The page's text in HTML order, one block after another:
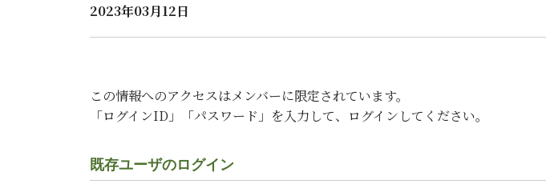
2023年03月12日
この情報へのアクセスはメンバーに限定されています。
「ログインID」「パスワード」を入力して、ログインしてください。
既存ユーザのログイン